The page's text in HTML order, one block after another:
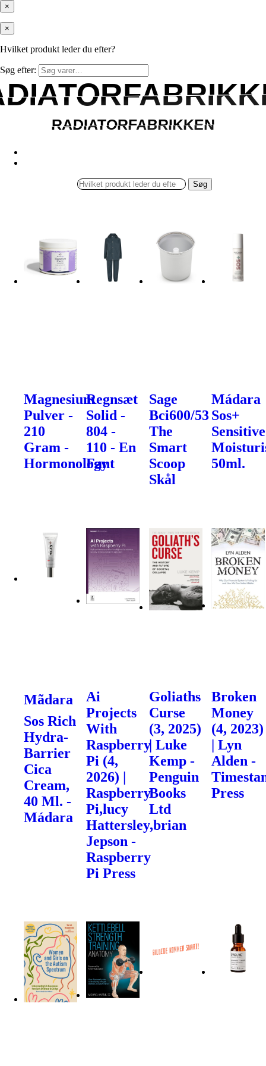
×
×
Hvilket produkt leder du efter?
Søg efter:
RADIATORFABRIKKEN
RADIATORFABRIKKEN
Søg
Magnesium
Pulver -
210
Gram -
Hormonology
Regnsæt
Solid -
804 -
110 - En
Fant
Sage
Bci600/53
The
Smart
Scoop
Skål
Mádara
Sos+
Sensitive
50ml.
Mãdara
Sos Rich
Hydra-
Barrier
Cica
Cream,
40 Ml. -
Mádara
Ai
Projects
With
Raspberry
Pi (4,
2026) |
Raspberry
Pi,lucy
Hattersley,brian
Jepson -
Raspberry
Pi Press
Goliaths
Curse
(3, 2025)
| Luke
Kemp -
Penguin
Books
Ltd
Broken
Money
(4, 2023)
| Lyn
Alden -
Press